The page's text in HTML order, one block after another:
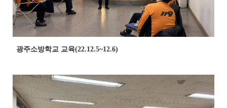
광주소방학교 교육(22.12.5~12.6)